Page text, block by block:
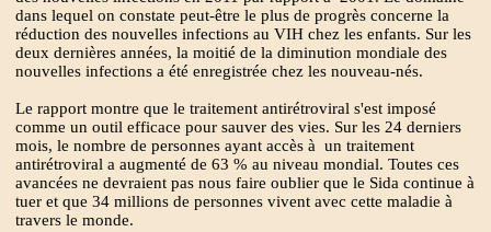
dans lequel on constate peut-être le plus de progrès concerne la
réduction des nouvelles infections au VIH chez les enfants. Sur les
deux dernières années, la moitié de la diminution mondiale des
nouvelles infections a été enregistrée chez les nouveau-nés.
Le rapport montre que le traitement antirétroviral s'est imposé
comme un outil efficace pour sauver des vies. Sur les 24 derniers
mois, le nombre de personnes ayant accès à un traitement
antirétroviral a augmenté de 63 % au niveau mondial. Toutes ces
avancées ne devraient pas nous faire oublier que le Sida continue à
tuer et que 34 millions de personnes vivent avec cette maladie à
travers le monde.